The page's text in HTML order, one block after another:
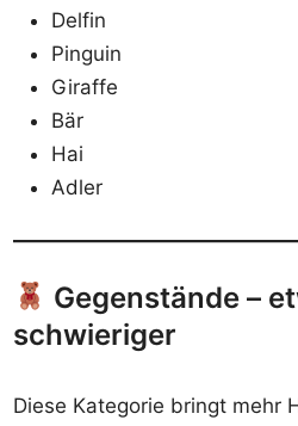
Delfin
Pinguin
Giraffe
Bär
Hai
Adler
Gegenstände –
schwieriger
Diese Kategorie bringt mehr